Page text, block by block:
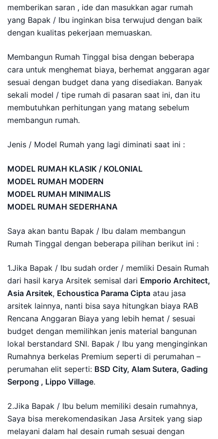
memberikan saran , ide dan masukkan agar rumah
yang Bapak / Ibu inginkan bisa terwujud dengan baik
dengan kualitas pekerjaan memuaskan.
Membangun Rumah Tinggal bisa dengan beberapa
cara untuk menghemat biaya, berhemat anggaran agar
sesuai dengan budget dana yang disediakan. Banyak
sekali model / tipe rumah di pasaran saat ini, dan itu
membutuhkan perhitungan yang matang sebelum
membangun rumah.
Jenis / Model Rumah yang lagi diminati saat ini :
MODEL RUMAH KLASIK / KOLONIAL
MODEL RUMAH MODERN
MODEL RUMAH MINIMALIS
MODEL RUMAH SEDERHANA
Saya akan bantu Bapak / Ibu dalam membangun
Rumah Tinggal dengan beberapa pilihan berikut ini :
1.Jika Bapak / Ibu sudah order / memliki Desain Rumah
dari hasil karya Arsitek semisal dari Emporio Architect,
Asia Arsitek, Echoustica Parama Cipta atau jasa
arsitek lainnya, nanti bisa saya hitungkan biaya RAB
Rencana Anggaran Biaya yang lebih hemat / sesuai
budget dengan memilihkan jenis material bangunan
lokal berstandard SNI. Bapak / Ibu yang menginginkan
Rumahnya berkelas Premium seperti di perumahan –
perumahan elit seperti: BSD City, Alam Sutera, Gading
Serpong , Lippo Village.
2.Jika Bapak / Ibu belum memiliki desain rumahnya,
Saya bisa merekomendasikan Jasa Arsitek yang siap
melayani dalam hal desain rumah sesuai dengan